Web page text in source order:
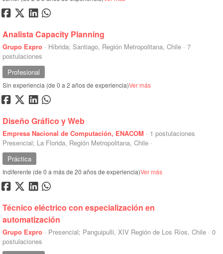
Analista Capacity Planning
Grupo Expro · Híbrida; Santiago, Región Metropolitana, Chile · 7
postulaciones
Profesional
Sin experiencia (de 0 a 2 años de experiencia)Ver más
Diseño Gráfico y Web
Empresa Nacional de Computación, ENACOM ·
Presencial; La Florida, Región Metropolitana, Chile ·
1 postulaciones
Práctica
Indiferente (de 0 a más de 20 años de experiencia)Ver más
Técnico eléctrico con especialización en
automatización
Grupo Expro · Presencial; Panguipulli, XIV Región de Los Ríos, Chile · 0
postulaciones